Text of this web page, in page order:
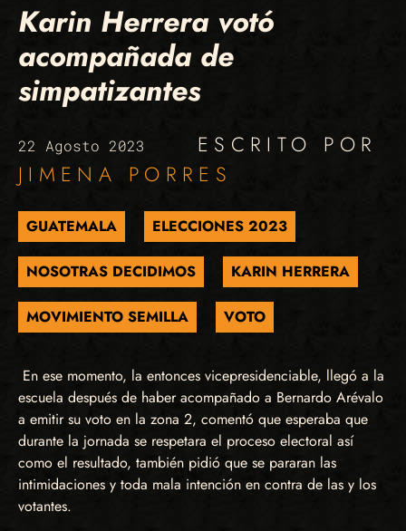
Karin Herrera votó
acompañada de
simpatizantes
22 Agosto 2023
ESCRITO POR
JIMENA PORRES
GUATEMALA ELECCIONES 2023
NOSOTRAS DECIDIMOS KARIN HERRERA
MOVIMIENTO SEMILLA VOTO
En ese momento, la entonces vicepresidenciable, llegó a la
escuela después de haber acompañado a Bernardo Arévalo
a emitir su voto en la zona 2, comentó que esperaba que
durante la jornada se respetara el proceso electoral así
como el resultado, también pidió que se pararan las
intimidaciones y toda mala intención en contra de las y los
votantes.